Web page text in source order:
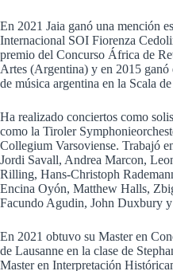
En 2021 Jaia ganó una mención
Internacional SOI Fiorenza
premio del Concurso África de
Artes (Argentina) y en 2015
de música argentina en la Scala
Ha realizado conciertos como
como la Tiroler
Collegium Varsoviense. Trabajó
Jordi Savall, Andrea Marcon,
Rilling, Hans-Christoph
Encina Oyón, Matthew Halls,
Facundo Agudin, John Duxbury
En 2021 obtuvo su Master en
de Lausanne en la clase de
Master en Interpretación